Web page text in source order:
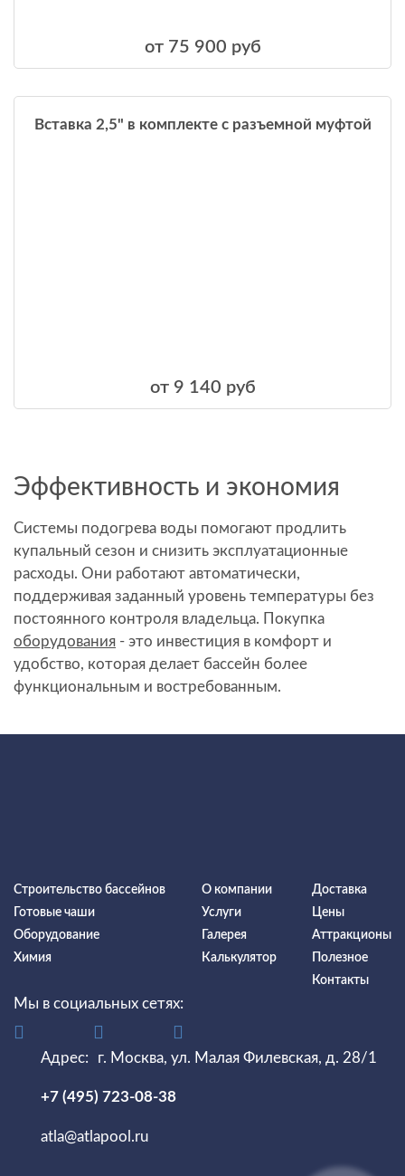
от 75 900 руб
Вставка 2,5" в комплекте с разъемной муфтой
от 9 140 руб
Эффективность и экономия
Системы подогрева воды помогают продлить
купальный сезон и снизить эксплуатационные
расходы. Они работают автоматически,
поддерживая заданный уровень температуры без
постоянного контроля владельца. Покупка
оборудования - это инвестиция в комфорт и
удобство, которая делает бассейн более
функциональным и востребованным.
Строительство бассейнов
Готовые чаши
Оборудование
Химия
О компании
Услуги
Галерея
Калькулятор
Доставка
Цены
Аттракционы
Полезное
Контакты
Мы в социальных сетях:
Адрес: г. Москва, ул. Малая Филевская, д. 28/1
+7 (495) 723-08-38
atla@atlapool.ru